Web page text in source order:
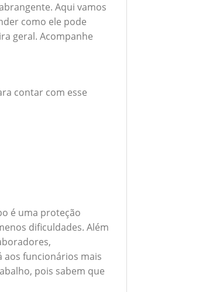
Aqui vamos
como ele pode
geral. Acompanhe
contar com esse
é uma proteção
dificuldades. Além
aos funcionários mais
pois sabem que